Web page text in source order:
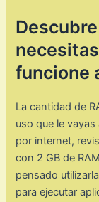
funcione
La cantidad de
uso que le
por internet,
con 2 GB de
pensado
para ejecutar